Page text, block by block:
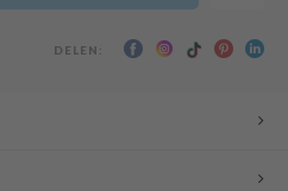
DELEN: